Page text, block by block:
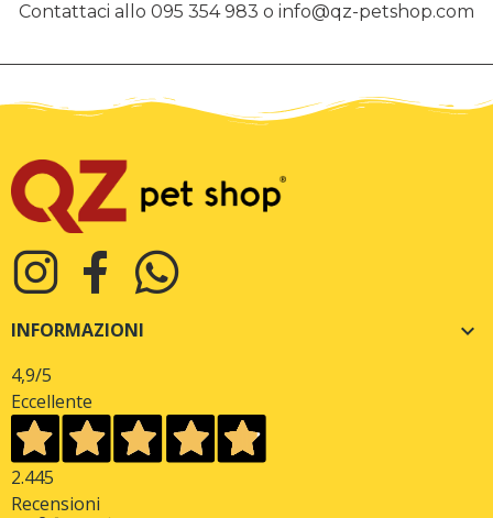
Contattaci allo 095 354 983 o info@qz-petshop.com
INFORMAZIONI 
4,9/5
Eccellente
2.445
Recensioni